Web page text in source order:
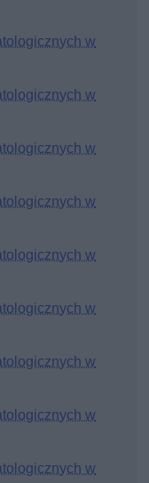
w
w
w
w
w
w
w
w
w